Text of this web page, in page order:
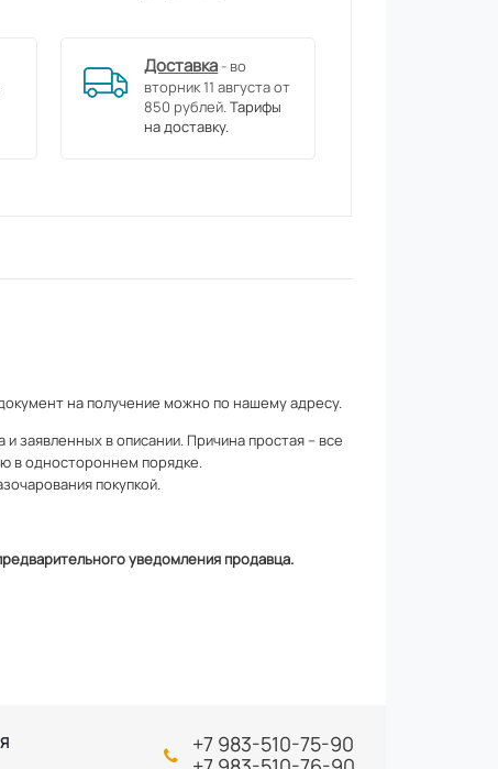
Доставка - во
вторник 11 августа от
850 рублей.Тарифы
на доставку.
на получение можно по нашему адресу.
заявленных в описании. Причина простая – все
в одностороннем порядке.
покупкой.
уведомления продавца.
+7 983-510-75-90